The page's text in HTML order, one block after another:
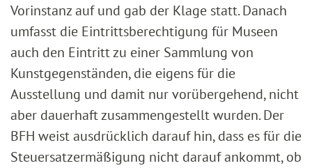
Vorinstanz auf und gab der Klage statt. Danach
umfasst die Eintrittsberechtigung für Museen
auch den Eintritt zu einer Sammlung von
Kunstgegenständen, die eigens für die
Ausstellung und damit nur vorübergehend, nicht
aber dauerhaft zusammengestellt wurden. Der
BFH weist ausdrücklich darauf hin, dass es für die
Steuersatzermäßigung nicht darauf ankommt, ob